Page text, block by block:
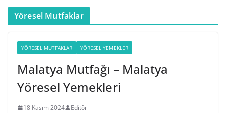
Yöresel Mutfaklar
YÖRESEL MUTFAKLAR YÖRESEL YEMEKLER
Malatya Mutfağı – Malatya
Yöresel Yemekleri
18 Kasım 2024 Editör